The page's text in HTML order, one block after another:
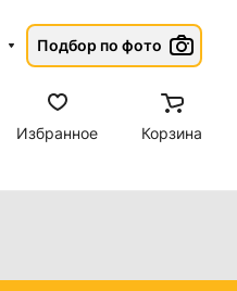
Подбор по фото
Избранное Корзина